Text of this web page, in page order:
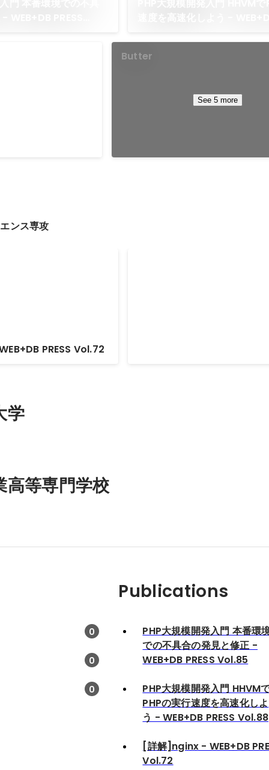
Butter
See 5 more
ンス専攻
PRESS Vol.72
学
高等専門学校
0
0
0
Publications
PHP大規模開発入門 本番環
での不具合の発見と修正 -
WEB+DB PRESS Vol.85
PHP大規模開発入門 HHVM
PHPの実行速度を高速化しよ
う - WEB+DB PRESS Vol.88
[詳解]nginx - WEB+DB
Vol.72